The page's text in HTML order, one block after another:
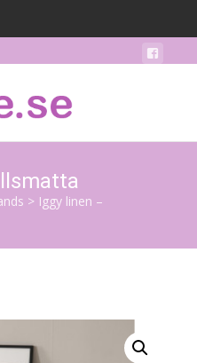
> Iggy linen –